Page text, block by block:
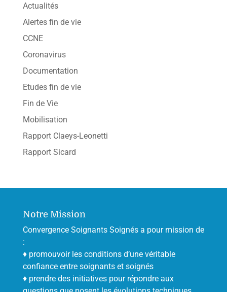
Actualités
Alertes fin de vie
CCNE
Coronavirus
Documentation
Etudes fin de vie
Fin de Vie
Mobilisation
Rapport Claeys-Leonetti
Rapport Sicard
Notre Mission
Convergence Soignants Soignés a pour mission de
:
♦ promouvoir les conditions d’une véritable
confiance entre soignants et soignés
♦ prendre des initiatives pour répondre aux